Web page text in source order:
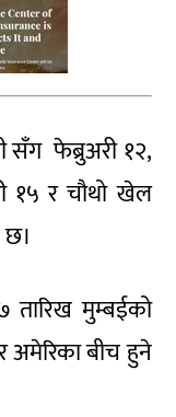
सँग फेब्रुअरी १२,
१५ र चौथो खेल
तारिख मुम्बईको
बीच हुने